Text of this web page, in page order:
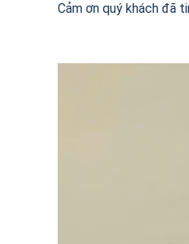
Cảm ơn quý khách đã